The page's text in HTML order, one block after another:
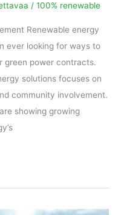
/ 100% renewable
Renewable energy
ever looking for ways to
green power contracts.
solutions focuses on
community involvement.
showing growing